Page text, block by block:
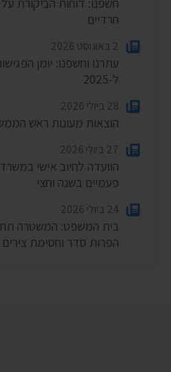
חרדיים
2 באוגוסט 2026
עתרנו וחשפנו: יומן
ל-2025
28 ביולי 2026
הוצאות מעונות ראש הממשלה ל-
27 ביולי 2026
הוועדה לחיוב אישי
פעמיים בשנה וחצי
24 ביולי 2026
בית המשפט: המשטרה
הפרות סדר וחסימת צירים